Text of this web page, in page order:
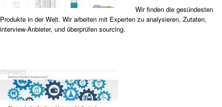
Wir finden die gesündesten
Produkte in der Welt. Wir arbeiten mit Experten zu analysieren, Zutaten,
interview-Anbieter, und überprüfen sourcing.